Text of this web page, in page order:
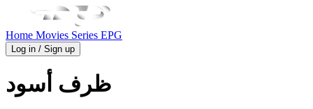
Home Movies Series EPG
Log in / Sign up
ظرف أسود